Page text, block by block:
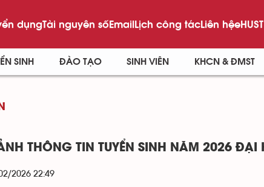
dụngTài nguyên sốEmailLịch công tácLiên hệeHUST
SINH ĐÀO TẠO SINH VIÊN KHCN & ĐMST
THÔNG TIN TUYỂN SINH NĂM 2026
2026 22:49